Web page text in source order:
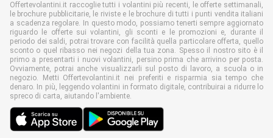
Offertevolantini.it raccoglie tutti i volantini più recenti, le offerte settimanali,
le brochure pubblicitarie, le riviste e le brochure di tutti i punti vendita italiani
a scadenza regolare. In questo modo, possiamo tenerti sempre aggiornato
riguardo le offerte sui volantini, gli sconti e le promozioni e, durante il
periodo dei saldi, potrai trovare con facilità quella particolare offerta, quello
sconto o quel ribasso nei negozi della tua zona. Spesso il nostro sito è il
primo a presentarti i nuovi volantini, persino prima che arrivino per posta.
Ovviamente, potrai anche visualizzarli sul posto di lavoro, a scuola o in
negozio. Metti Offertevolantini.it nei preferiti e risparmia sia tempo che
denaro. In più, leggendo volantini in formato digitale, contribuirai a ridurre lo
spreco di carta, aiutando l'ambiente.